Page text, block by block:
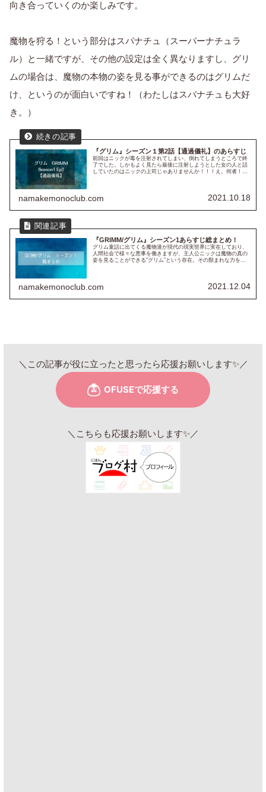
向き合っていくのか楽しみです。
魔物を狩る！という部分はスパナチュ（スーパーナチュラ
ル）と一緒ですが、その他の設定は全く異なりますし、グリ
ムの場合は、魔物の本物の姿を見る事ができるのはグリムだ
け、というのが面白いですね！（わたしはスパナチュも大好
き。）
『グリム』シーズン１第2話【通過儀礼】のあらすじ
前回はニックが毒を注射されてしまい、倒れてしまうところで終
了でした。しかもよく見たら最後に注射しようとした女の人と話
していたのはニックの上司じゃありませんか！！！え。何者！昏
namakemonoclub.com 2021.10.18
『GRIMM/グリム』シーズン1あらすじ総まとめ！
グリム童話に出てくる魔物達が現代の現実世界に実在しており、
人間社会で様々な悪事を働きますが、主人公ニックは魔物の真の
姿を見ることができる”グリム”という存在。その類まれな力を持
namakemonoclub.com 2021.12.04
＼この記事が役に立ったと思ったら応援お願いします✨／
＼こちらも応援お願いします✨／